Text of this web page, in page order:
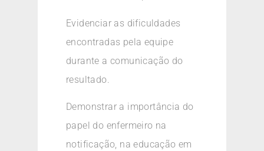
Evidenciar as dificuldades
encontradas pela equipe
durante a comunicação do
resultado.
Demonstrar a importância do
papel do enfermeiro na
notificação, na educação em